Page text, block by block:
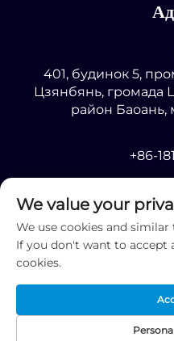
401, будинок 5,
Цзянбянь, громада
район Баоань,
+86-
[email
Авторське право
Optoelectronics Co., Ltd. -
We value your
We use cookies and
If you don't want to accept
cookies.